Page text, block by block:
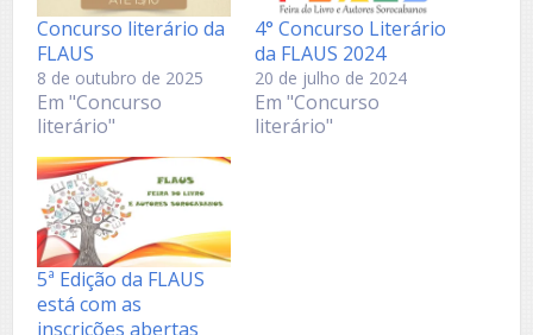
Concurso literário da
FLAUS
8 de outubro de 2025
Em "Concurso
literário"
4° Concurso Literário
da FLAUS 2024
20 de julho de 2024
Em "Concurso
literário"
5ª Edição da FLAUS
está com as
inscrições abertas